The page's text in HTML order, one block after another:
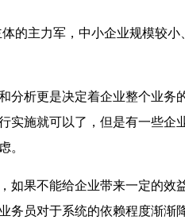
主力军，中小企业规模较
析更是决定着企业整个业务
实施就可以了，但是有一些
。
果不能给企业带来一定的效
务员对于系统的依赖程度渐